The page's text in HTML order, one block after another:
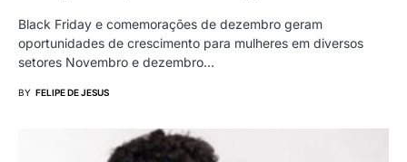
Black Friday e comemorações de dezembro geram
oportunidades de crescimento para mulheres em diversos
setores Novembro e dezembro…
BY FELIPE DE JESUS